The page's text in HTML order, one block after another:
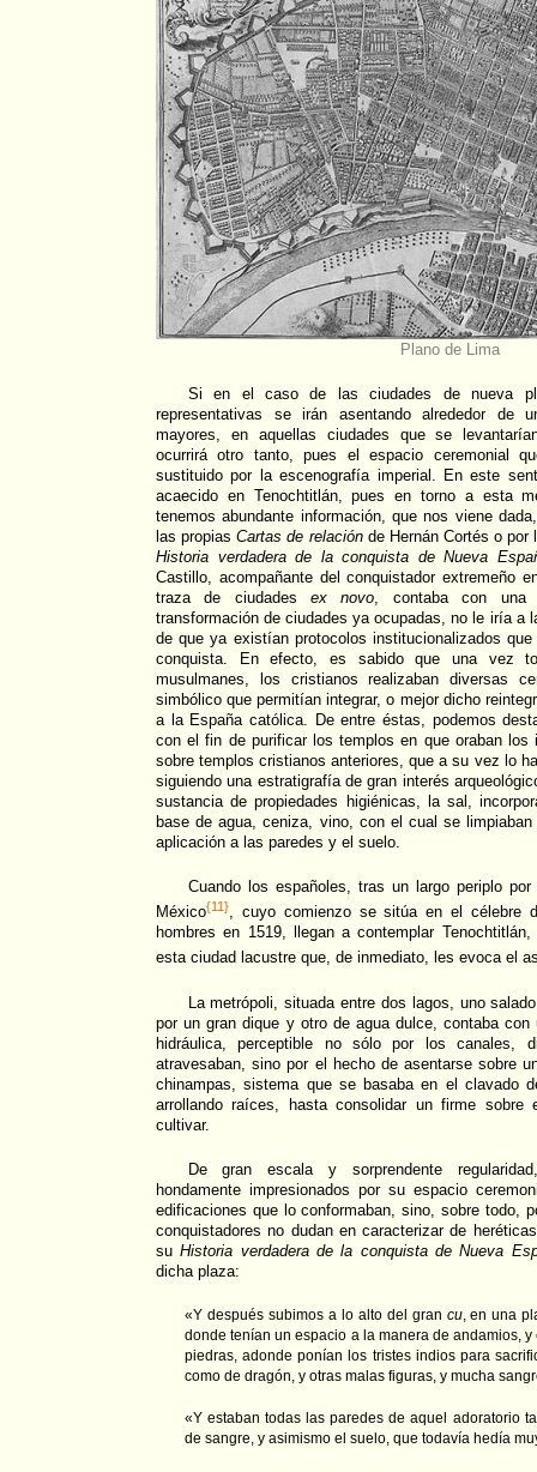
Plano de Lima
Si en el caso de las ciudades de nueva
representativas se irán asentando alrededor de
mayores, en aquellas ciudades que se
ocurrirá otro tanto, pues el espacio ceremonial
sustituido por la escenografía imperial. En este
acaecido en Tenochtitlán, pues en torno a esta
tenemos abundante información, que nos viene
las propiasCartas de relaciónde Hernán Cortés o por
Historia verdadera de la conquista de Nueva
Castillo, acompañante del conquistador extremeño
traza de ciudadesex novo , contaba con una
transformación de ciudades ya ocupadas, no le iría a
de que ya existían protocolos institucionalizados
conquista. En efecto, es sabido que una vez
musulmanes, los cristianos realizaban diversas
simbólico que permitían integrar, o mejor dicho
a la España católica. De entre éstas, podemos
con el fin de purificar los templos en que oraban los
sobre templos cristianos anteriores, que a su vez lo
siguiendo una estratigrafía de gran interés
sustancia de propiedades higiénicas, la sal,
base de agua, ceniza, vino, con el cual se
aplicación a las paredes y el suelo.
Cuando los españoles, tras un largo periplo
México{11}, cuyo comienzo se sitúa en el célebre
hombres en 1519, llegan a contemplar
esta ciudad lacustre que, de inmediato, les evoca el
La metrópoli, situada entre dos lagos, uno
por un gran dique y otro de agua dulce, contaba con
hidráulica, perceptible no sólo por los canales,
atravesaban, sino por el hecho de asentarse sobre
chinampas, sistema que se basaba en el clavado
arrollando raíces, hasta consolidar un firme
cultivar.
De gran escala y sorprendente
hondamente impresionados por su espacio
edificaciones que lo conformaban, sino, sobre todo,
conquistadores no dudan en caracterizar de
suHistoria verdadera de la conquista de Nueva
dicha plaza:
«Y después subimos a lo alto del gran cu, en una
donde tenían un espacio a la manera de andamios,
piedras, adonde ponían los tristes indios para
como de dragón, y otras malas figuras, y mucha
«Y estaban todas las paredes de aquel adoratorio
de sangre, y asimismo el suelo, que todavía hedía